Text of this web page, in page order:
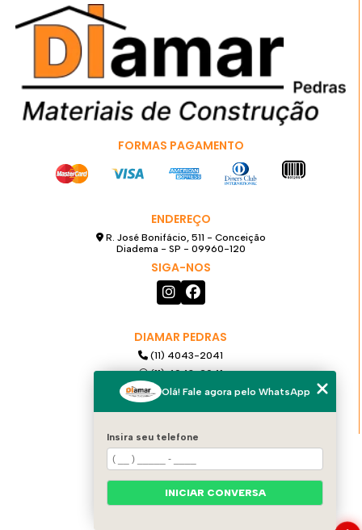
FORMAS PAGAMENTO
ENDEREÇO
R. José Bonifácio, 511 - Conceição
Diadema - SP - 09960-120
SIGA-NOS
DIAMAR PEDRAS
(11) 4043-2041
(11) 4043-2041
(11) 99921-6068
MENU
HOME
QUEM SOMOS
Olá! Fale agora pelo WhatsApp
Insira seu telefone
INICIAR CONVERSA